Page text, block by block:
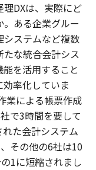
DXは、実際にど
ある企業グルー
システムなど複数
な統合会計シス
を活用すること
率化していま
業による帳票作成
で3時間を要して
た会計システム
その他の6社は10
1に短縮されまし